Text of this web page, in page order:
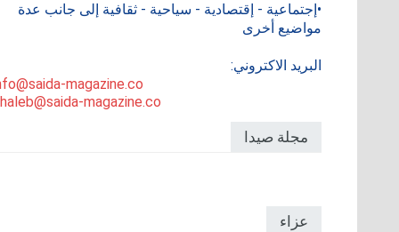
•إجتماعية - إقتصادية - سياحية - ثقافية إلى جانب عدة
مواضيع أخرى
البريد الاكتروني:
magazine.co
magazine.co
مجلة صيدا
عزاء